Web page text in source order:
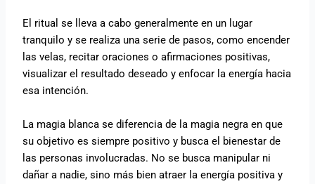
El ritual se lleva a cabo generalmente en un lugar
tranquilo y se realiza una serie de pasos, como encender
las velas, recitar oraciones o afirmaciones positivas,
visualizar el resultado deseado y enfocar la energía hacia
esa intención.
La magia blanca se diferencia de la magia negra en que
su objetivo es siempre positivo y busca el bienestar de
las personas involucradas. No se busca manipular ni
dañar a nadie, sino más bien atraer la energía positiva y